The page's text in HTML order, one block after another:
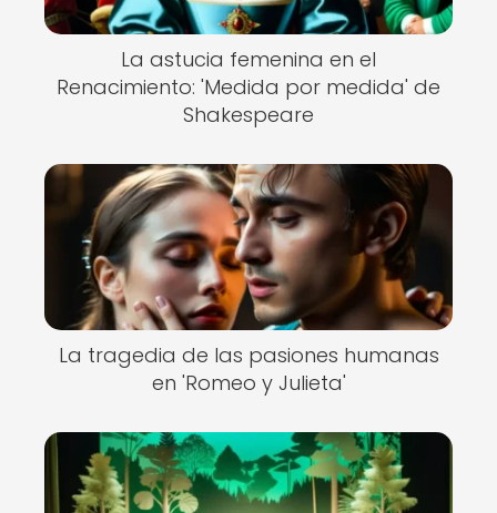
La astucia femenina en el
Renacimiento: 'Medida por medida' de
Shakespeare
La tragedia de las pasiones humanas
en 'Romeo y Julieta'